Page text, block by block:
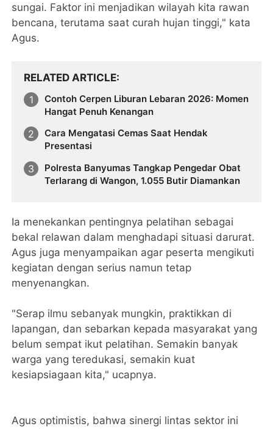
sungai. Faktor ini menjadikan wilayah kita rawan
bencana, terutama saat curah hujan tinggi," kata
Agus.
RELATED ARTICLE
Contoh Cerpen Liburan Lebaran 2026: Momen
Hangat Penuh Kenangan
Cara Mengatasi Cemas Saat Hendak
Presentasi
Polresta Banyumas Tangkap Pengedar Obat
Terlarang di Wangon, 1.055 Butir Diamankan
Ia menekankan pentingnya pelatihan sebagai
bekal relawan dalam menghadapi situasi darurat.
Agus juga menyampaikan agar peserta mengikuti
kegiatan dengan serius namun tetap
menyenangkan.
"Serap ilmu sebanyak mungkin, praktikkan di
lapangan, dan sebarkan kepada masyarakat yang
belum sempat ikut pelatihan. Semakin banyak
warga yang teredukasi, semakin kuat
kesiapsiagaan kita," ucapnya.
Agus optimistis, bahwa sinergi lintas sektor ini